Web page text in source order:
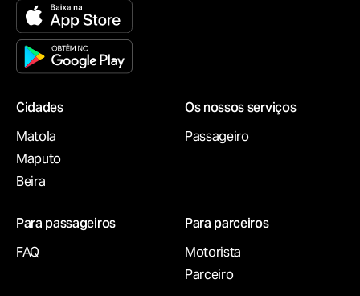
Сidades
Matola
Maputo
Beira
Os nossos serviços
Passageiro
Para passageiros
FAQ
Para parceiros
Motorista
Parceiro